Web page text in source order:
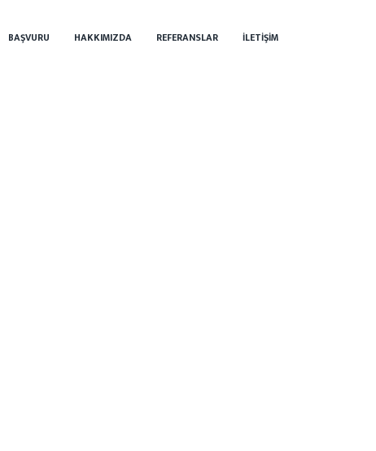
BAŞVURU HAKKIMIZDA REFERANSLAR İLETIŞIM